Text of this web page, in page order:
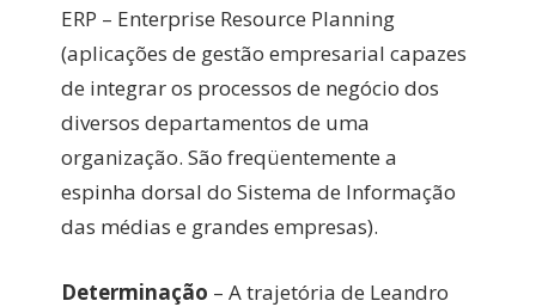
ERP – Enterprise Resource Planning
(aplicações de gestão empresarial capazes
de integrar os processos de negócio dos
diversos departamentos de uma
organização. São freqüentemente a
espinha dorsal do Sistema de Informação
das médias e grandes empresas).
Determinação – A trajetória de Leandro